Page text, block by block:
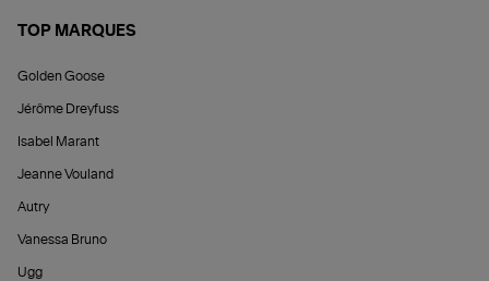
TOP MARQUES
Golden Goose
Jérôme Dreyfuss
Isabel Marant
Jeanne Vouland
Autry
Vanessa Bruno
Ugg